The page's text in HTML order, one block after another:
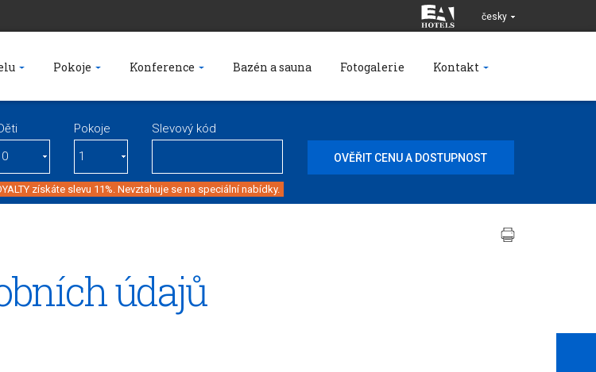
česky
Pokoje Konference Bazén a sauna Fotogalerie Kontakt
Pokoje Slevový kód
získáte slevu 11%. Nevztahuje se na speciální nabídky.
údajů